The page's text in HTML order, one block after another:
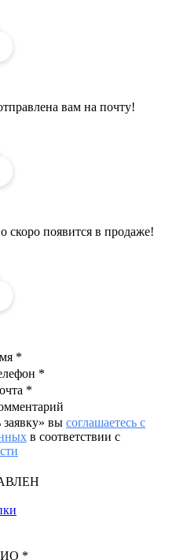
вам на почту!
скоро появится в продаже!
*
*
*
вы соглашаетесь с
в соответствии с
*